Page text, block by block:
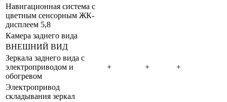
Навигационная система с
цветным сенсорным ЖК-
дисплеем 5,8
Камера заднего вида
ВНЕШНИЙ ВИД
Зеркала заднего вида с
электроприводом и
обогревом
+ + +
Электропривод
складывания зеркал